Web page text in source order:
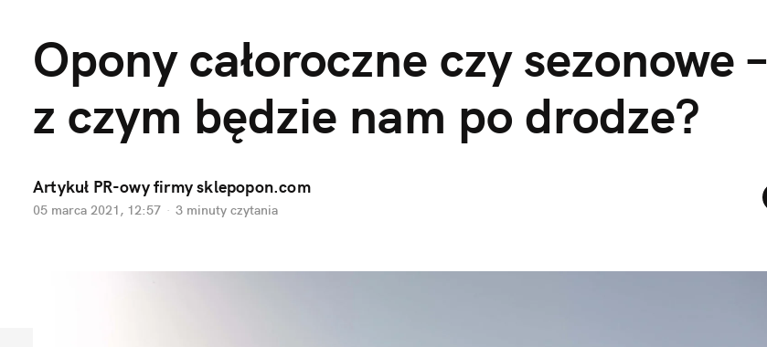
Opony całoroczne czy sezonowe –
z czym będzie nam po drodze?
Artykuł PR-owy firmy sklepopon.com
05 marca 2021, 12:57 · 3 minuty czytania